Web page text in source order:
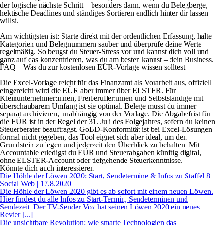
der logische nächste Schritt – besonders dann, wenn du Belegberge,
hektische Deadlines und ständiges Sortieren endlich hinter dir lassen
willst.
Am wichtigsten ist: Starte direkt mit der ordentlichen Erfassung, halte
Kategorien und Belegnummern sauber und überprüfe deine Werte
regelmäßig. So beugst du Steuer-Stress vor und kannst dich voll und
ganz auf das konzentrieren, was du am besten kannst – dein Business.
FAQ – Was du zur kostenlosen EÜR-Vorlage wissen solltest
Die Excel-Vorlage reicht für das Finanzamt als Vorarbeit aus, offiziell
eingereicht wird die EÜR aber immer über ELSTER. Für
Kleinunternehmer:innen, Freiberufler:innen und Selbstständige mit
überschaubarem Umfang ist sie optimal. Belege musst du immer
separat archivieren, unabhängig von der Vorlage. Die Abgabefrist für
die EÜR ist in der Regel der 31. Juli des Folgejahres, sofern du keinen
Steuerberater beauftragst. GoBD-Konformität ist bei Excel-Lösungen
formal nicht gegeben, das Tool eignet sich aber ideal, um den
Grundstein zu legen und jederzeit den Überblick zu behalten. Mit
Accountable erledigst du EÜR und Steuerabgaben künftig digital,
ohne ELSTER-Account oder tiefgehende Steuerkenntnisse.
Könnte dich auch interessieren
Die Höhle der Löwen 2020: Start, Sendetermine & Infos zu Staffel 8
Social Web | 17.8.2020
Die Höhle der Löwen 2020 gibt es ab sofort mit einem neuen Löwen.
Hier findest du alle Infos zu Start-Termin, Sendeterminen und
Sendezeit. Der TV-Sender Vox hat seinen Löwen 2020 ein neues
Revier [...]
Die unsichtbare Revolution: wie smarte Technologien das